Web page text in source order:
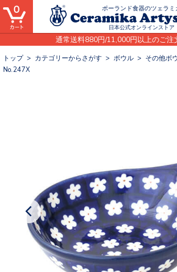
ポーランド食器のツェラミ
日本公式オンラインストア
通常送料880円/11,000円以上のご注
0
トップ> カテゴリーからさがす > ボウル > その他ボ
No.247X